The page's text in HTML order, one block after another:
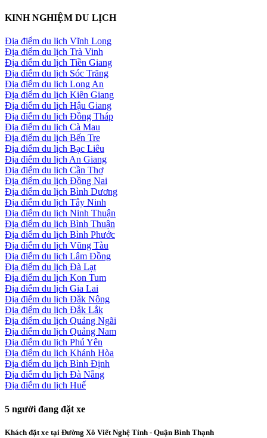
KINH NGHIỆM DU LỊCH
Địa điểm du lịch Vĩnh Long
Địa điểm du lịch Trà Vinh
Địa điểm du lịch Tiền Giang
Địa điểm du lịch Sóc Trăng
Địa điểm du lịch Long An
Địa điểm du lịch Kiên Giang
Địa điểm du lịch Hậu Giang
Địa điểm du lịch Đồng Tháp
Địa điểm du lịch Cà Mau
Địa điểm du lịch Bến Tre
Địa điểm du lịch Bạc Liêu
Địa điểm du lịch An Giang
Địa điểm du lịch Cần Thơ
Địa điểm du lịch Đồng Nai
Địa điểm du lịch Bình Dương
Địa điểm du lịch Tây Ninh
Địa điểm du lịch Ninh Thuận
Địa điểm du lịch Bình Thuận
Địa điểm du lịch Bình Phước
Địa điểm du lịch Vũng Tàu
Địa điểm du lịch Lâm Đồng
Địa điểm du lịch Đà Lạt
Địa điểm du lịch Kon Tum
Địa điểm du lịch Gia Lai
Địa điểm du lịch Đắk Nông
Địa điểm du lịch Đắk Lắk
Địa điểm du lịch Quảng Ngãi
Địa điểm du lịch Quảng Nam
Địa điểm du lịch Phú Yên
Địa điểm du lịch Khánh Hòa
Địa điểm du lịch Bình Định
Địa điểm du lịch Đà Nẵng
Địa điểm du lịch Huế
5 người đang đặt xe
Khách đặt xe tại Đường Xô Viết Nghệ Tỉnh - Quận Bình Thạnh